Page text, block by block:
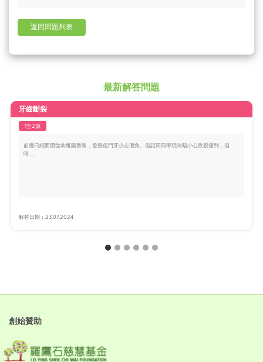
返回問題列表
最新解答問題
牙齒斷裂
1至2歲
前幾日細囡囡從幼稚園番黎，發覺佢門牙少左個角。佢話同同學玩時唔小心跌親撞到，但
唔.....
解答日期：23.07.2024
創始贊助